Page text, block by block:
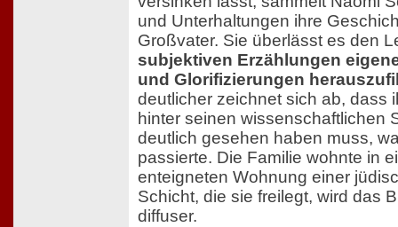
und Unterhaltungen ihre
Großvater. Sie überlässt es den
subjektiven Erzählungen
und Glorifizierungen
deutlicher zeichnet sich ab, dass
hinter seinen wissenschaftlichen
deutlich gesehen haben muss,
passierte. Die Familie wohnte in
enteigneten Wohnung einer
Schicht, die sie freilegt, wird das
diffuser.